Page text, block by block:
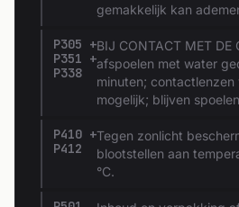
gemakkelijk kan
P305 +
P351 +
P338
BIJ CONTACT MET DE
afspoelen met water
minuten; contactlenzen
mogelijk; blijven
P410 +
P412
Tegen zonlicht
blootstellen aan
°C.